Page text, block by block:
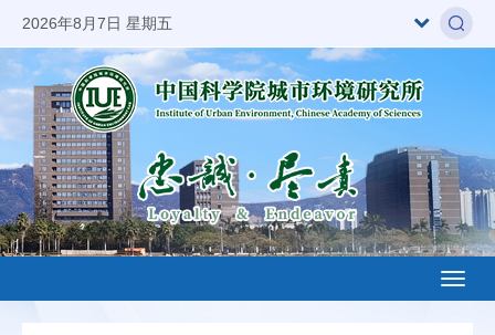
2026年8月7日 星期五